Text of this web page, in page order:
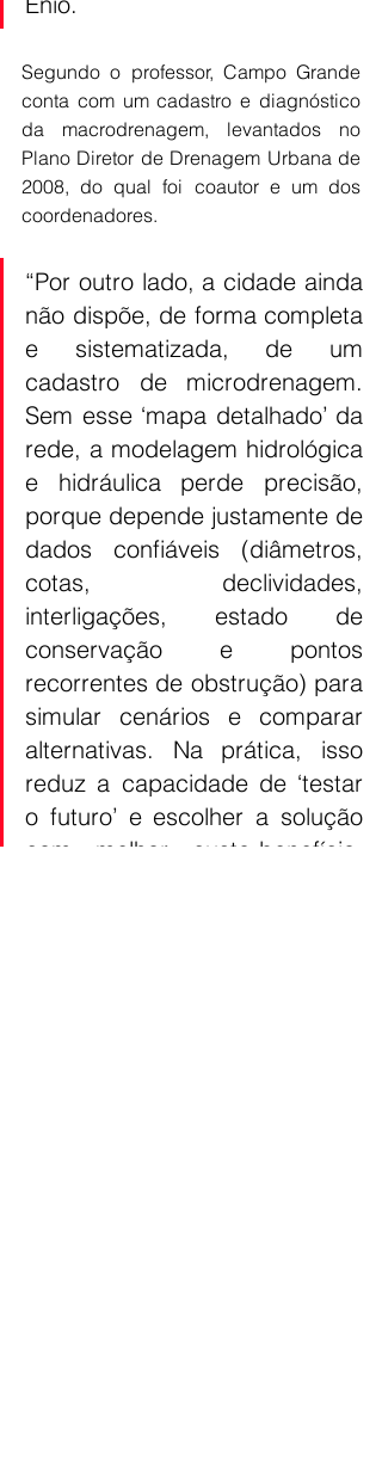
Segundo o professor, Campo Grande
conta com um cadastro e diagnóstico
da macrodrenagem, levantados no
Plano Diretor de Drenagem Urbana de
2008, do qual foi coautor e um dos
coordenadores.
“Por outro lado, a cidade ainda
não dispõe, de forma completa
e sistematizada, de um
cadastro de microdrenagem.
Sem esse ‘mapa detalhado’ da
rede, a modelagem hidrológica
e hidráulica perde precisão,
porque depende justamente de
dados confiáveis (diâmetros,
cotas, declividades,
interligações, estado de
conservação e pontos
recorrentes de obstrução) para
simular cenários e comparar
alternativas. Na prática, isso
reduz a capacidade de ‘testar
o futuro’ e escolher a solução
com melhor custo-benefício,